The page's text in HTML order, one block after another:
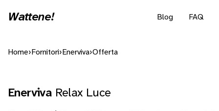
Wattene! Blog FAQ
Home› Fornitori› Enerviva›Offerta
Enerviva Relax Luce